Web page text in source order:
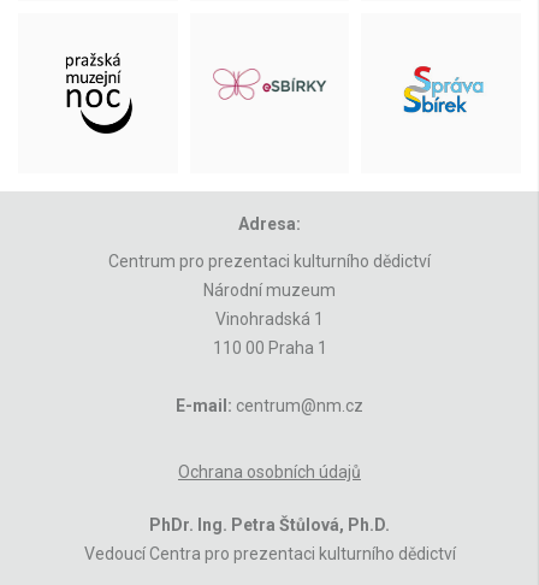
Adresa:
Centrum pro prezentaci kulturního dědictví
Národní muzeum
Vinohradská 1
110 00 Praha 1
E-mail: centrum@nm.cz
Ochrana osobních údajů
PhDr. Ing. Petra Štůlová, Ph.D.
Vedoucí Centra pro prezentaci kulturního dědictví